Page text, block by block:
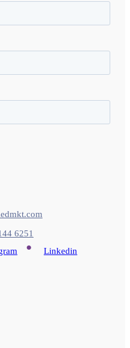
6251
• Linkedin